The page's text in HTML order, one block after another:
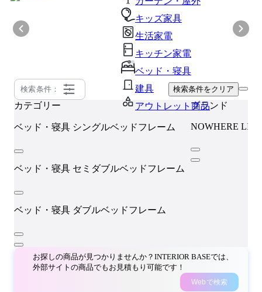
キッズ家具
生活家電
キッチン家電
ベッド・寝具
建具
アウトレット商品
検索条件： 検索条件をクリア
カテゴリー
ベッド・寝具 シングルベッドフレーム
ベッド・寝具 セミダブルベッドフレーム
ベッド・寝具 ダブルベッドフレーム
ブランド
NOWHERE
お探しの商品が見つかりませんか？INTERIOR BASEでは、
外部サイトの商品でもお見積もり可能です！
Webで検索